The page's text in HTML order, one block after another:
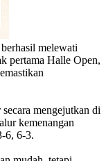
melewati
pertama Halle Open,
mengejutkan di
kemenangan
6, 6-3.